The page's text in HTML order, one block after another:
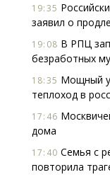
19:35
заявил о
19:08 В РПЦ
безработных
18:35 Мощный
теплоход в
17:46
дома
17:40 Семья с
повторила